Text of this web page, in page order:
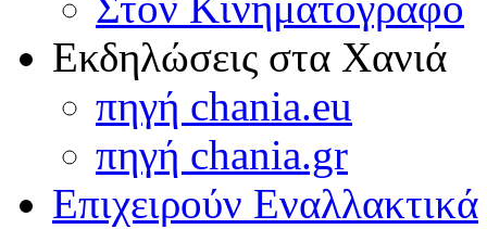
Εκδηλώσεις στα Χανιά
πηγή chania.eu
πηγή chania.gr
Επιχειρούν Εναλλακτικά